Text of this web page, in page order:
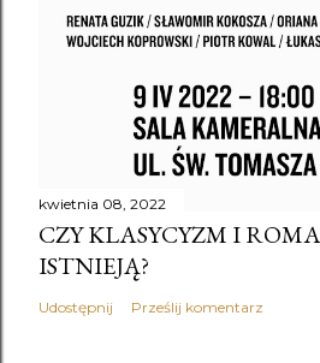
kwietnia 08, 2022
CZY KLASYCYZM I
ISTNIEJĄ?
Udostępnij Prześlij komentarz